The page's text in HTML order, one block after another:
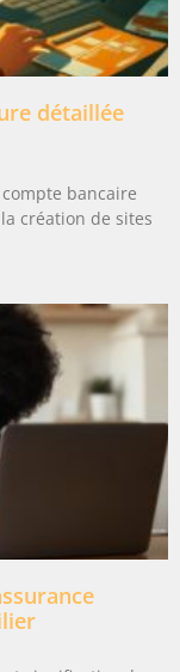
détaillée
bancaire
création de sites